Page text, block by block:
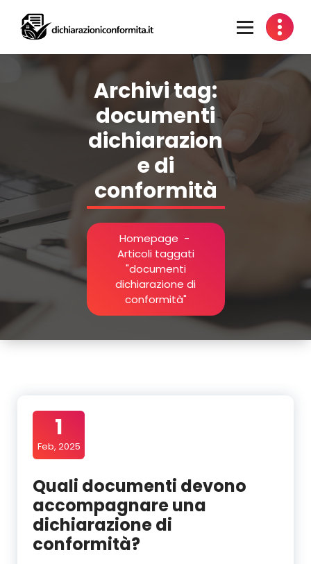
contenuto
Archivi tag:
documenti
dichiarazion
e di
conformità
Homepage -
Articoli taggati
"documenti
dichiarazione di
conformità"
1
Feb, 2025
Quali documenti devono
accompagnare una
dichiarazione di
conformità?